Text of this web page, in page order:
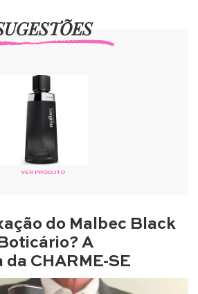
VER PRODUTO
do Malbec Black
A
da CHARME-SE